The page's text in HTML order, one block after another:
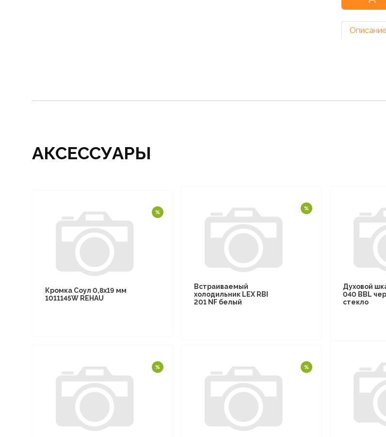
Описание
АКСЕССУАРЫ
Кромка Соул 0,8х19 мм
1011145W REHAU
Встраиваемый
холодильник LEX RBI
201 NF белый
Духовой
040 BBL
стекло